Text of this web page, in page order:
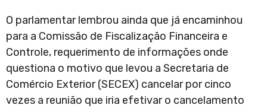
O parlamentar lembrou ainda que já encaminhou
para a Comissão de Fiscalização Financeira e
Controle, requerimento de informações onde
questiona o motivo que levou a Secretaria de
Comércio Exterior (SECEX) cancelar por cinco
vezes a reunião que iria efetivar o cancelamento